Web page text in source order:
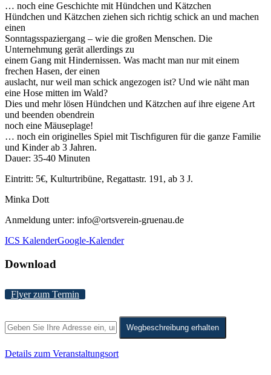
… noch eine Geschichte mit Hündchen und Kätzchen
Hündchen und Kätzchen ziehen sich richtig schick an und machen
einen
Sonntagsspaziergang – wie die großen Menschen. Die
Unternehmung gerät allerdings zu
einem Gang mit Hindernissen. Was macht man nur mit einem
frechen Hasen, der einen
auslacht, nur weil man schick angezogen ist? Und wie näht man
eine Hose mitten im Wald?
Dies und mehr lösen Hündchen und Kätzchen auf ihre eigene Art
und beenden obendrein
noch eine Mäuseplage!
… noch ein originelles Spiel mit Tischfiguren für die ganze Familie
und Kinder ab 3 Jahren.
Dauer: 35-40 Minuten
Eintritt: 5€, Kulturtribüne, Regattastr. 191, ab 3 J.
Minka Dott
Anmeldung unter: info@ortsverein-gruenau.de
ICS KalenderGoogle-Kalender
Download
Flyer zum Termin
Wegbeschreibung erhalten
Details zum Veranstaltungsort